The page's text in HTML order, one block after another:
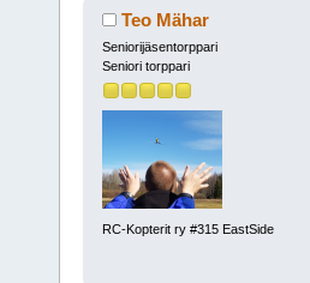
Teo Mähar
Seniorijäsentorppari
Seniori torppari
RC-Kopterit ry #315 EastSide